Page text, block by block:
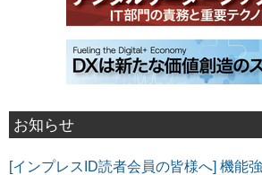
お知らせ
[インプレスID読者会員の皆様へ] 機能